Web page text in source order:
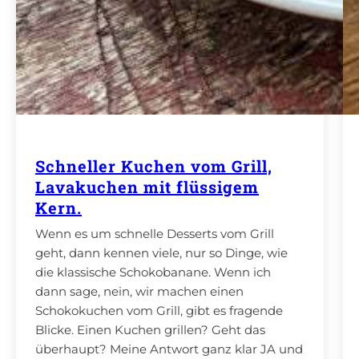
Schneller Kuchen vom Grill,
Lavakuchen mit flüssigem
Kern.
Wenn es um schnelle Desserts vom Grill
geht, dann kennen viele, nur so Dinge, wie
die klassische Schokobanane. Wenn ich
dann sage, nein, wir machen einen
Schokokuchen vom Grill, gibt es fragende
Blicke. Einen Kuchen grillen? Geht das
überhaupt? Meine Antwort ganz klar JA und